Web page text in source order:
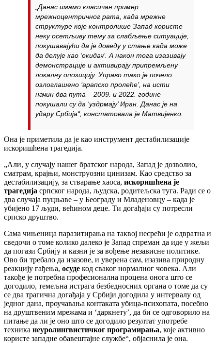
„Данас имамо класичан пример
мрежноцентричног рата, када мрежне
структуре које контролише Запад користе
неку осетљиву тему за слабљење ситуације,
покушавајући да је доведу у стање када може
да делује као ‘окидач’. А након тога изазивају
демонстрације и активирају припремљену
локалну опозицију. Управо тако је почело
озлоглашено ‘арапско пролеће’, на исти
начин два пута – 2009. и 2022. године –
покушали су да ‘уздрмају’ Иран. Данас је на
удару Србија“, констатовала је Матвијенко.
Она је приметила да је као инструмент дестабилизације
искоришћена трагедија.
„Али, у случају нашег братског народа, Запад је дозволио,
сматрам, крајњи, монструозни цинизам. Као средство за
дестабилизацију, за стварање хаоса, искоришћена је
трагедија српског народа, људска, родитељска туга. Ради се о
два случаја пуцњаве – у Београду и Младеновцу – када је
убијено 17 људи, већином деце. Ти догађаји су потресли
српско друштво.
Сама чињеница паразитирања на таквој несрећи је одвратна и
сведочи о томе колико далеко је Запад спреман да иде у жељи
да погази Србију и казни је за вођење независне политике.
Ово би требало да изазове, и уверена сам, изазива природну
реакцију гађења, осуде код сваког нормалног човека. Али
такође је потребна професионална процена онога што се
догодило, темељна истрага безбедносних органа о томе да су
се два трагична догађаја у Србији догодила у интервалу од
једног дана, проучавања контаката убица-психопата, посебно
на друштвеним мрежама и ‘даркнету’, да би се одговорило на
питање да ли је оно што се догодило резултат употребе
техника неуролингвистичког програмирања, које активно
користе западне обавештајне службе“, објаснила је она.